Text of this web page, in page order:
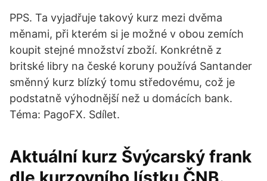
PPS. Ta vyjadřuje takový kurz mezi dvěma
měnami, při kterém si je možné v obou zemích
koupit stejné množství zboží. Konkrétně z
britské libry na české koruny používá Santander
směnný kurz blízký tomu středovému, což je
podstatně výhodnější než u domácích bank.
Téma: PagoFX. Sdílet.
Aktuální kurz Švýcarský frank